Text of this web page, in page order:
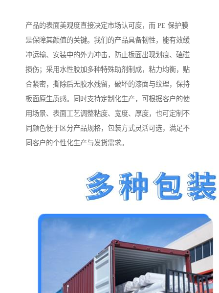
产品的表面美观度直接决定市场认可度，而 PE 保护膜
是保障其颜值的关键。我们的产品具备韧性，能有效缓
冲运输、安装中的外力冲击，防止板面出现划痕、磕碰
损伤；采用水性胶加多种特殊助剂制成，粘力均衡，贴
合紧密，撕除后无胶水残留，破坏的漆面与纹理，保持
板面原生质感。同时支持定制化生产，可根据客户的使
用场景、表面工艺调整粘度、宽度、厚度，也可定制不
同颜色便于区分产品规格，包装方式灵活可选，满足不
同客户的个性化生产与发货需求。